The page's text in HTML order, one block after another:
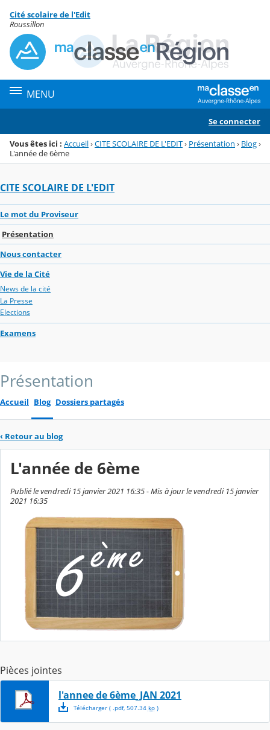
Menu de la rubrique
Contenu
Cité scolaire de l'Edit
Roussillon
MENU
Se connecter
Vous êtes ici : Accueil›CITE SCOLAIRE DE L'EDIT› Présentation › Blog›
L'année de 6ème
CITE SCOLAIRE DE L'EDIT
Le mot du Proviseur
Présentation
Nous contacter
Vie de la Cité
News de la cité
La Presse
Elections
Examens
Présentation
Accueil Blog Dossiers partagés
‹ Retour au blog
L'année de 6ème
Publié le vendredi 15 janvier 2021 16:35 - Mis à jour le vendredi 15 janvier
2021 16:35
Pièces jointes
l'annee de 6ème_JAN 2021
Télécharger( .pdf, 507.34 ko)